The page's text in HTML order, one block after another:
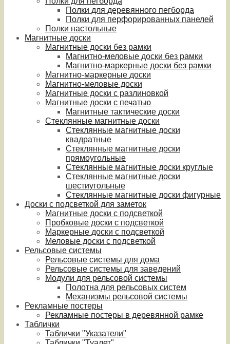
Полки для деревянного пегборда
Полки для перфорированных панелей
Полки настольные
Магнитные доски
Магнитные доски без рамки
Магнитно-меловые доски без рамки
Магнитно-маркерные доски без рамки
Магнитно-маркерные доски
Магнитно-меловые доски
Магнитные доски с разлиновкой
Магнитные доски с печатью
Магнитные тактические доски
Стеклянные магнитные доски
Стеклянные магнитные доски
квадратные
Стеклянные магнитные доски
прямоугольные
Стеклянные магнитные доски круглые
Стеклянные магнитные доски
шестиугольные
Стеклянные магнитные доски фигурные
Доски с подсветкой для заметок
Магнитные доски с подсветкой
Пробковые доски с подсветкой
Маркерные доски с подсветкой
Меловые доски с подсветкой
Рельсовые системы
Рельсовые системы для дома
Рельсовые системы для заведений
Модули для рельсовой системы
Полотна для рельсовых систем
Механизмы рельсовой системы
Рекламные постеры
Рекламные постеры в деревянной рамке
Таблички
Таблички "Указатели"